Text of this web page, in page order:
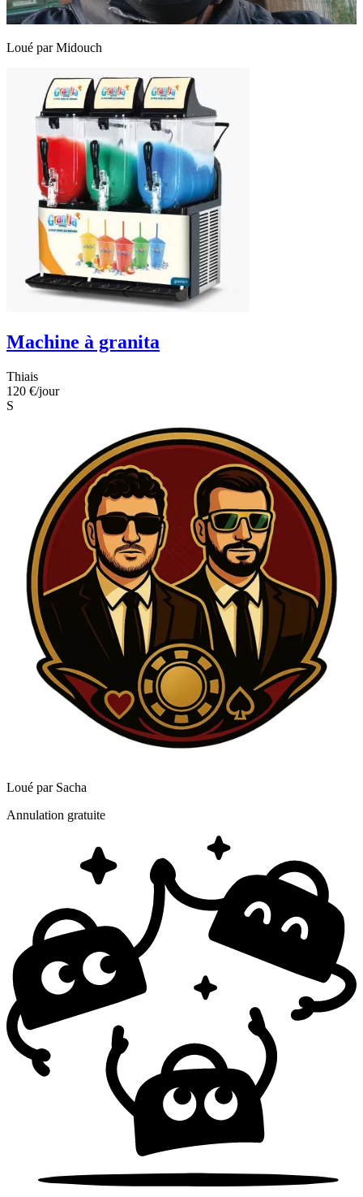
Loué parMidouch
Machine à granita
Thiais
120 €/jour
S
Loué par Sacha
Annulation gratuite